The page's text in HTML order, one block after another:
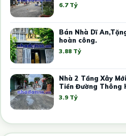
6.7 Tỷ
Bán Nhà Dĩ
hoàn công.
3.88 Tỷ
Nhà 2 Tầng Xây
Tiền Đường Thông
Tphcm.
3.9 Tỷ